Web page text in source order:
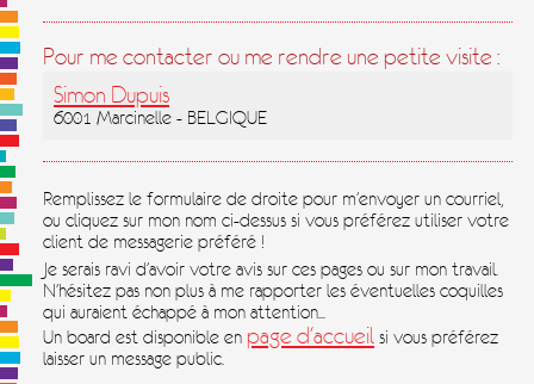
Pour me contacter ou me rendre une petite visite :
Simon Dupuis
6001 Marcinelle - BELGIQUE
Remplissez le formulaire de droite pour m'envoyer un courriel,
ou cliquez sur mon nom ci-dessus si vous préférez utiliser votre
client de messagerie préféré !
Je serais ravi d'avoir votre avis sur ces pages ou sur mon travail.
N'hésitez pas non plus à me rapporter les éventuelles coquilles
qui auraient échappé à mon attention...
Un board est disponible en page d'accueil si vous préférez
laisser un message public.